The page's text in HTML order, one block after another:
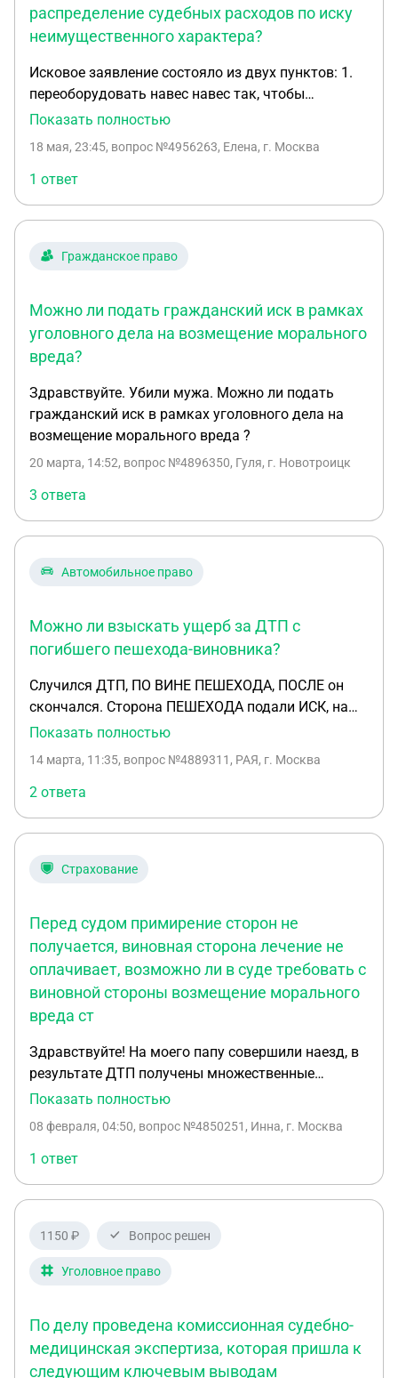
распределение судебных расходов по иску
неимущественного характера?
Исковое заявление состояло из двух пунктов: 1.
переоборудовать навес навес так, чтобы
расстояние от него до моего забора было
чтобы водоотвод находился на территории
ответчика. (удовлетворен) 2. Возмещение
морального вреда (отклонен) При возмещении
судебных расходов суд распределил их
требованиям. Положения процессуального
судебных издержек (ст. 98, 102. 103 ГПК РФ,
статья 111 КАС РФ, статья 110 АПК РФ) не
подлежит применению при разрешении: -иска
неимущественного характера, в том числе
имеющего денежную оценку требования,
направленного на защиту неимущественных прав
( например, морального вреда); -иска
имущественного характера, не подлежащего
нарушающих право или создающих угрозу его
нарушения. Правомерно ли решение суда для
моего случая, а именно пропорциональное
распределение расходов на судебные издержки?
Показать полностью
18 мая, 23:45, вопрос №4956263, Елена, г. Москва
1 ответ
Гражданское право
Можно ли подать гражданский иск в рамках
уголовного дела на возмещение морального
вреда?
Здравствуйте. Убили мужа. Можно ли подать
гражданский иск в рамках уголовного дела на
возмещение морального вреда ?
20 марта, 14:52, вопрос №4896350, Гуля, г. Новотроицк
3 ответа
Автомобильное право
Можно ли взыскать ущерб за ДТП с
погибшего пешехода-виновника?
Случился ДТП, ПО ВИНЕ ПЕШЕХОДА, ПОСЛЕ он
скончался. Сторона ПЕШЕХОДА подали ИСК, на
ВОЗМЕЩЕНИЕ МОРАЛЬНОГО ВРЕДА, После
стаховая выплатила им, 475 т. И Я подала иск, на
востановление Автомобиля. Какого вероятность,
что Я выиграю суд? Так Как виновник ДТП,
СКОНЧАЛСЯ.
Показать полностью
14 марта, 11:35, вопрос №4889311, РАЯ, г. Москва
2 ответа
Страхование
Перед судом примирение сторон не
получается, виновная сторона лечение не
оплачивает, возможно ли в суде требовать с
виновной стороны возмещение морального
вреда ст
Здравствуйте! На моего папу совершили наезд, в
результате ДТП получены множественные
переломы таза со смещением. Перед судом
сторона лечение не оплачивает, возможно ли в
суде требовать с виновной стороны возмещение
морального вреда ст. 264 ч. 1, лечение
возместить по ОСАГО.
Показать полностью
08 февраля, 04:50, вопрос №4850251, Инна, г. Москва
1 ответ
1150 ₽ Вопрос решен
Уголовное право
По делу проведена комиссионная судебно-
медицинская экспертиза, которая пришла к
следующим ключевым выводам